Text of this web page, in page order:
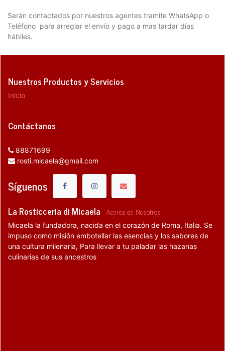
Serán contactados por nuestros agentes tramite WhatsApp o
Teléfono para arreglar el envío y pago a mas tardar días
hábiles.
Nuestros Productos y Servicios
Inicio
Contáctanos
88871699
rosti.micaela@gmail.com
Síguenos
La Rosticceria di Micaela -Acerca de Nosotros
Micaela la fundadora, nacida en el corazón de Roma, Italia. Se
impuso como misión embotellar las esencias y los sabores de
una cultura milenaria, Para llevar a tu paladar las hazanas
culinarias de sus ancestros